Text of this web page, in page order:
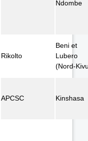
Ndombe
Rikolto
Beni et
Lubero
(Nord-
APCSC Kinshasa